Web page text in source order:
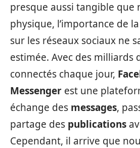
presque aussi tangible que
physique, l’importance de la
sur les réseaux sociaux ne
estimée. Avec des milliards
connectés chaque jour,
Messenger est une
échange des messages,
partage des publications
Cependant, il arrive que